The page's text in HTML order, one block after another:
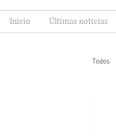
Inicio Últimas noticias
Todos